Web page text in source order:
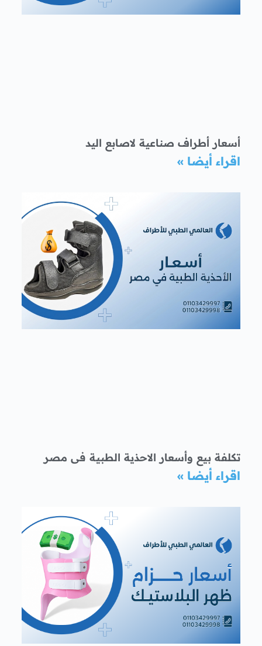
أسعار أطراف صناعية لاصابع اليد
اقراء أيضا »
تكلفة بيع وأسعار الاحذية الطبية فى مصر
اقراء أيضا »